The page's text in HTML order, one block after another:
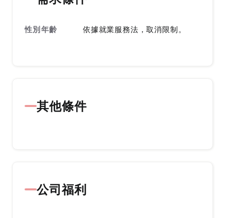
性別年齡 依據就業服務法，取消限制。
其他條件
公司福利